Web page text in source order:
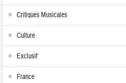
Critiques Musicales
Culture
Exclusif
France